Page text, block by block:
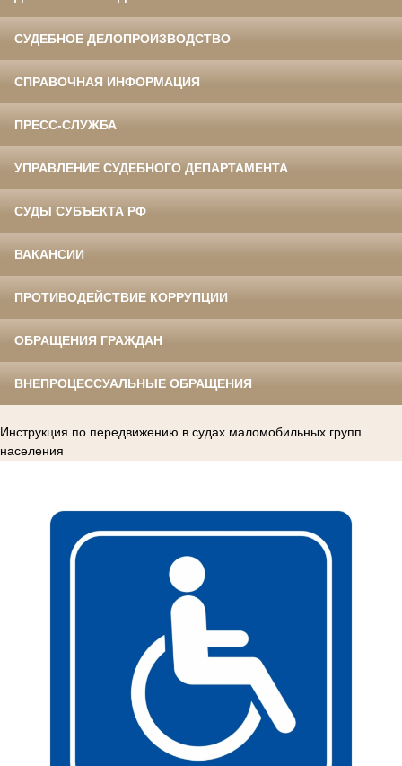
СУДЕБНОЕ ДЕЛОПРОИЗВОДСТВО
СПРАВОЧНАЯ ИНФОРМАЦИЯ
ПРЕСС-СЛУЖБА
УПРАВЛЕНИЕ СУДЕБНОГО ДЕПАРТАМЕНТА
СУДЫ СУБЪЕКТА РФ
ВАКАНСИИ
ПРОТИВОДЕЙСТВИЕ КОРРУПЦИИ
ОБРАЩЕНИЯ ГРАЖДАН
ВНЕПРОЦЕССУАЛЬНЫЕ ОБРАЩЕНИЯ
Инструкция по передвижению в судах маломобильных групп
населения